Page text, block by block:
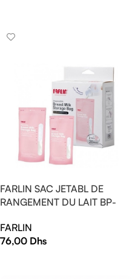
FARLIN SAC JETABL DE
RANGEMENT DU LAIT BP-
FARLIN
76,00 Dhs